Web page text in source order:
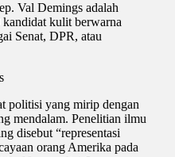
Val Demings adalah
kulit berwarna
Senat, DPR, atau
politisi yang mirip dengan
mendalam. Penelitian ilmu
disebut “representasi
orang Amerika pada